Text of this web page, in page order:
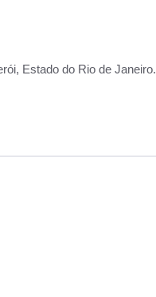
Estado do Rio de Janeiro.